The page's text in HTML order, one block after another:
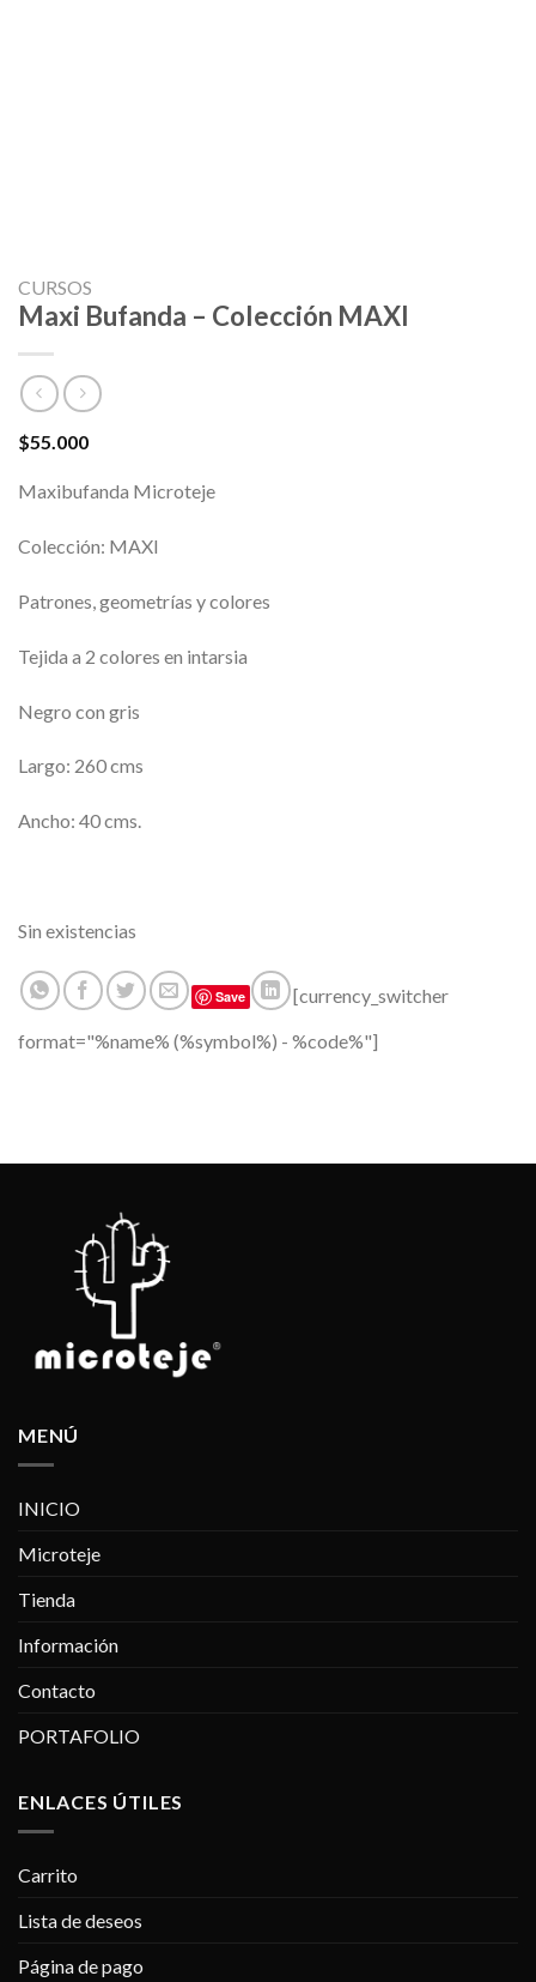
CURSOS
Maxi Bufanda – Colección MAXI
$55.000
Maxibufanda Microteje
Colección: MAXI
Patrones, geometrías y colores
Tejida a 2 colores en intarsia
Negro con gris
Largo: 260 cms
Ancho: 40 cms.
Sin existencias
Save [currency_switcher
format="%name% (%symbol%) - %code%"]
MENÚ
INICIO
Microteje
Tienda
Información
Contacto
PORTAFOLIO
ENLACES ÚTILES
Carrito
Lista de deseos
Página de pago